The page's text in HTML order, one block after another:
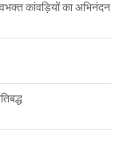
कांवड़ियों का अभिनंदन